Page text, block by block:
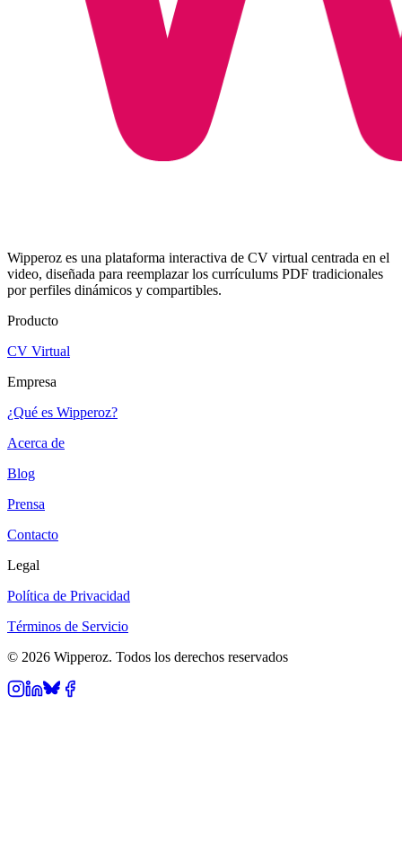
Wipperoz es una plataforma interactiva de CV virtual centrada en el
video, diseñada para reemplazar los currículums PDF tradicionales
por perfiles dinámicos y compartibles.
Producto
CV Virtual
Empresa
¿Qué es Wipperoz?
Acerca de
Blog
Prensa
Contacto
Legal
Política de Privacidad
Términos de Servicio
© 2026 Wipperoz. Todos los derechos reservados